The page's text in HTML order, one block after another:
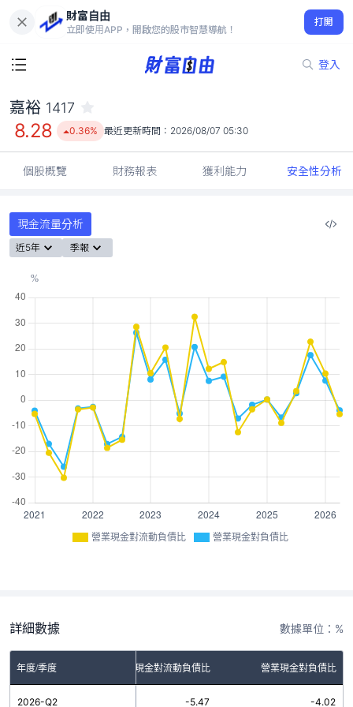
財富自由
立即使用APP，開啟您的股市智慧導航！
打開
登入
8.28
0.36%
嘉裕 1417
8.28 0.36% 最近更新時間： 2026/08/07 05:30
個股概覽 財務報表 獲利能力 安全性分析
現金流量分析
近5年 季報
營業現金對流動負債比 營業現金對負債比
詳細數據 數據單位：%
年度/季度 營業現金對流動負債比 營業現金對負債比
2026-Q2 -5.47 -4.02